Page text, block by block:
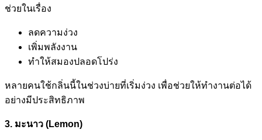
ช่วยในเรื่อง
ลดความง่วง
เพิ่มพลังงาน
ทำให้สมองปลอดโปร่ง
หลายคนใช้กลิ่นนี้ในช่วงบ่ายที่เริ่มง่วง เพื่อช่วยให้ทำงานต่อได้
อย่างมีประสิทธิภาพ
3. มะนาว (Lemon)